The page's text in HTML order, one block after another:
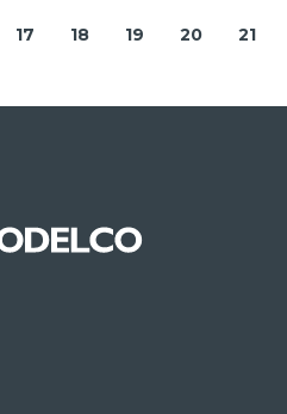
17 18 19 20 21